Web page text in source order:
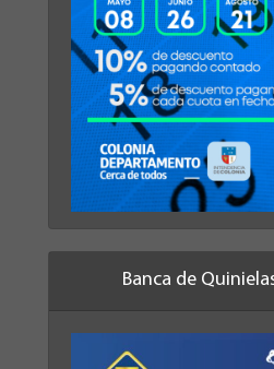
Banca de